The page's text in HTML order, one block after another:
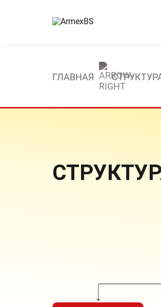
ГЛАВНАЯ